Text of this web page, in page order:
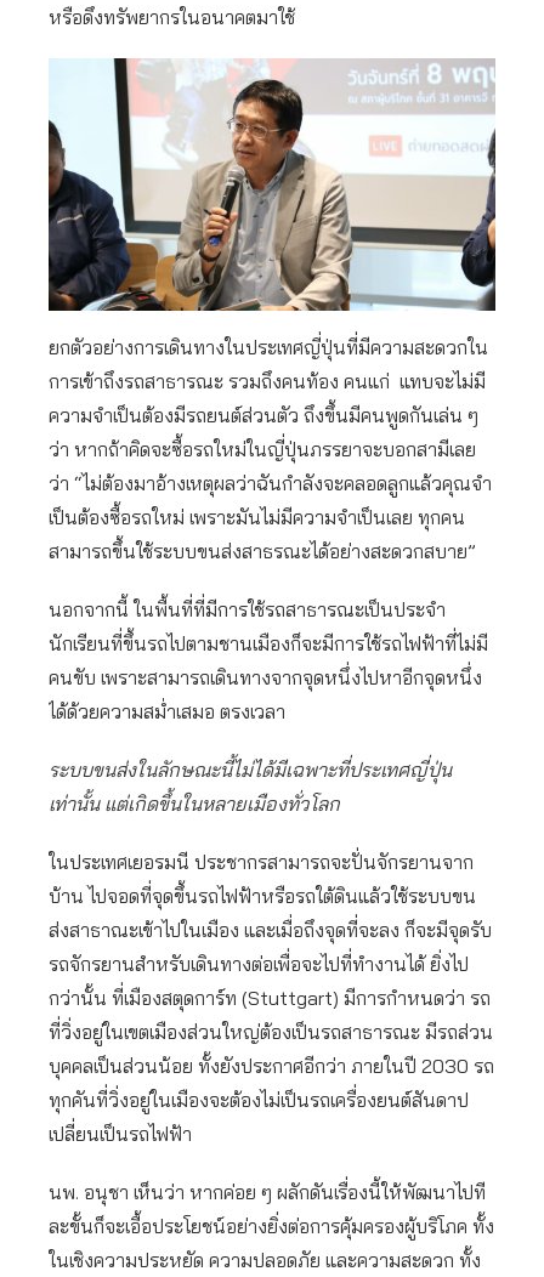
หรือดึงทรัพยากรในอนาคตมาใช้
ยกตัวอย่างการเดินทางในประเทศญี่ปุ่นที่มีความสะดวกใน
การเข้าถึงรถสาธารณะ รวมถึงคนท้อง คนแก่ แทบจะไม่มี
ความจําเป็นต้องมีรถยนต์ส่วนตัว ถึงขึ้นมีคนพูดกันเล่น ๆ
ว่า หากถ้าคิดจะซื้อรถใหม่ในญี่ปุ่นภรรยาจะบอกสามีเลย
ว่า “ไม่ต้องมาอ้างเหตุผลว่าฉันกําลังจะคลอดลูกแล้วคุณจํา
เป็นต้องซื้อรถใหม่ เพราะมันไม่มีความจำเป็นเลย ทุกคน
สามารถขึ้นใช้ระบบขนส่งสาธรณะได้อย่างสะดวกสบาย”
นอกจากนี้ ในพื้นที่ที่มีการใช้รถสาธารณะเป็นประจํา
นักเรียนที่ขึ้นรถไปตามชานเมืองก็จะมีการใช้รถไฟฟ้าที่ไม่มี
คนขับ เพราะสามารถเดินทางจากจุดหนึ่งไปหาอีกจุดหนึ่ง
ได้ด้วยความสม่ำเสมอ ตรงเวลา
ระบบขนส่งในลักษณะนี้ไม่ได้มีเฉพาะที่ประเทศญี่ปุ่น
เท่านั้น แต่เกิดขึ้นในหลายเมืองทั่วโลก
ในประเทศเยอรมนี ประชากรสามารถจะปั่นจักรยานจาก
บ้าน ไปจอดที่จุดขึ้นรถไฟฟ้าหรือรถใต้ดินแล้วใช้ระบบขน
ส่งสาธาณะเข้าไปในเมือง และเมื่อถึงจุดที่จะลง ก็จะมีจุดรับ
รถจักรยานสำหรับเดินทางต่อเพื่อจะไปที่ทํางานได้ ยิ่งไป
กว่านั้น ที่เมืองสตุดการ์ท (Stuttgart) มีการกำหนดว่า รถ
ที่วิ่งอยู่ในเขตเมืองส่วนใหญ่ต้องเป็นรถสาธารณะ มีรถส่วน
บุคคลเป็นส่วนน้อย ทั้งยังประกาศอีกว่า ภายในปี 2030 รถ
ทุกคันที่วิ่งอยู่ในเมืองจะต้องไม่เป็นรถเครื่องยนต์สันดาป
เปลี่ยนเป็นรถไฟฟ้า
นพ. อนุชา เห็นว่า หากค่อย ๆ ผลักดันเรื่องนี้ให้พัฒนาไปที
ละขั้นก็จะเอื้อประโยชน์อย่างยิ่งต่อการคุ้มครองผู้บริโภค ทั้ง
ในเชิงความประหยัด ความปลอดภัย และความสะดวก ทั้ง